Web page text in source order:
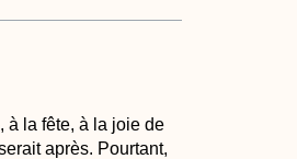
à la fête, à la joie de
après. Pourtant,